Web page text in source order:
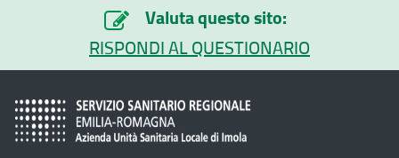
Valuta questo sito:
RISPONDI AL QUESTIONARIO